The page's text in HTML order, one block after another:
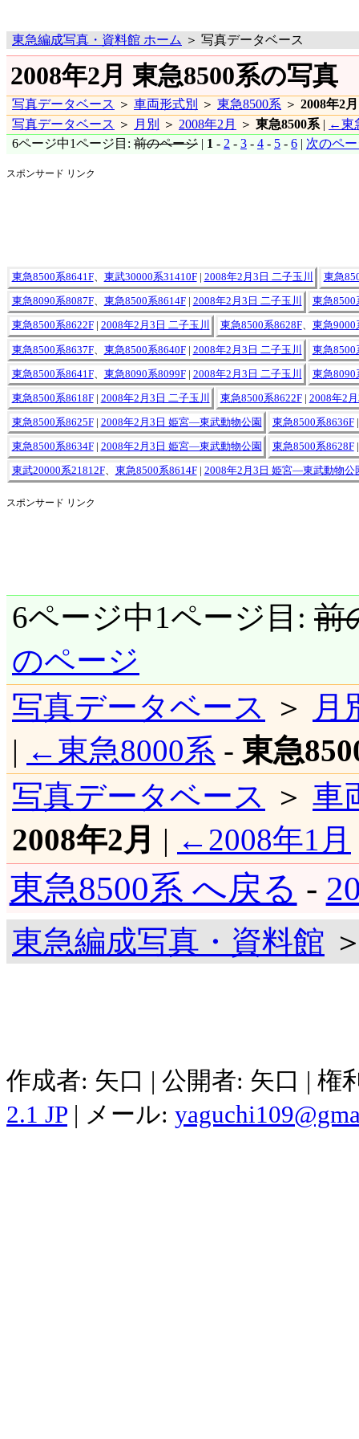
東急編成写真・資料館 ホーム ＞ 写真データベース
2008年2月 東急8500系の写真
写真データベース ＞ 車両形式別 ＞ 東急8500系 ＞ 2008年2月
写真データベース ＞ 月別 ＞ 2008年2月 ＞ 東急8500系 | ←東
6ページ中1ページ目: 前のページ | 1 - 2 - 3 - 4 - 5 - 6 | 次のペ
スポンサード リンク
東急8500系8641F、 東武30000系31410F| 2008年2月3日 二子玉川 東急
東急8090系8087F、 東急8500系8614F| 2008年2月3日 二子玉川 東急8500
東急8500系8622F| 2008年2月3日 二子玉川 東急8500系8628F、 東急9000
東急8500系8637F、 東急8500系8640F| 2008年2月3日 二子玉川 東急8500
東急8500系8641F、 東急8090系8099F| 2008年2月3日 二子玉川 東急8090
東急8500系8618F| 2008年2月3日 二子玉川 東急8500系8622F| 2008年2
東急8500系8625F| 2008年2月3日 姫宮―東武動物公園 東急8500系8636F
東急8500系8634F| 2008年2月3日 姫宮―東武動物公園 東急8500系8628F
東武20000系21812F、 東急8500系8614F| 2008年2月3日 姫宮―東武動物公
スポンサード リンク
6ページ中1ページ目: 前
のページ
写真データベース
＞
月
| ←東急8000系 - 東急
写真データベース
＞ 車
2008年2月 | ←2008年1月
東急8500系 へ戻る -
東急編成写真・資料館
作成者: 矢口 | 公開者: 矢口 |
2.1 JP | メール: